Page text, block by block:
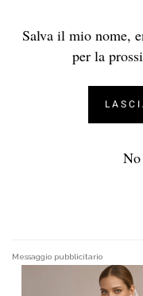
Salva il mio nome,
per la
Messaggio pubblicitario